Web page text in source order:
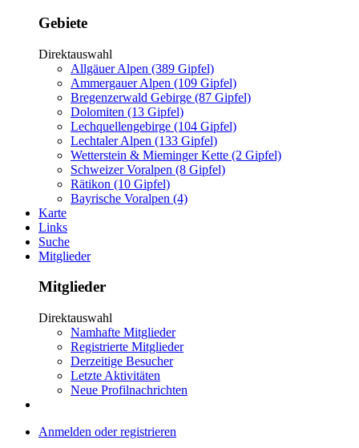
Gebiete
Direktauswahl
Allgäuer Alpen (389 Gipfel)
Ammergauer Alpen (109 Gipfel)
Bregenzerwald Gebirge (87 Gipfel)
Dolomiten (13 Gipfel)
Lechquellengebirge (104 Gipfel)
Lechtaler Alpen (133 Gipfel)
Wetterstein & Mieminger Kette (2 Gipfel)
Schweizer Voralpen (8 Gipfel)
Rätikon (10 Gipfel)
Bayrische Voralpen (4)
Karte
Links
Suche
Mitglieder
Mitglieder
Direktauswahl
Namhafte Mitglieder
Registrierte Mitglieder
Derzeitige Besucher
Letzte Aktivitäten
Neue Profilnachrichten
Anmelden oder registrieren